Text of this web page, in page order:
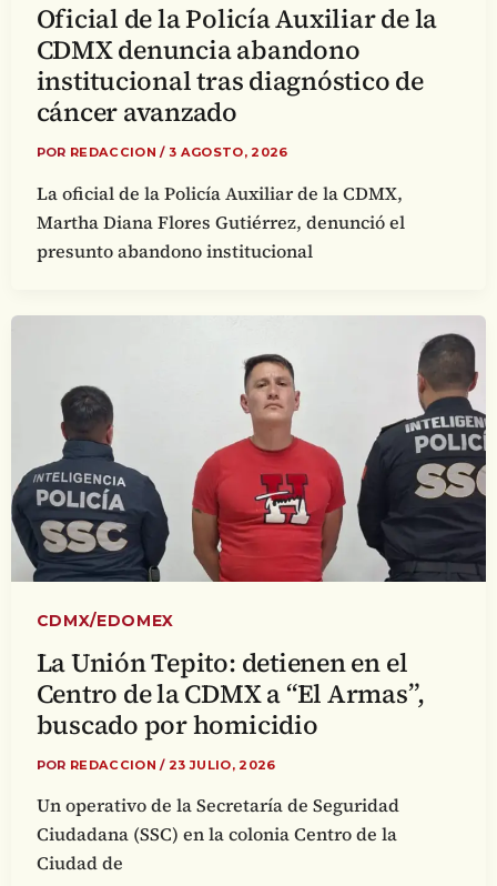
Oficial de la Policía Auxiliar de la
CDMX denuncia abandono
institucional tras diagnóstico de
cáncer avanzado
POR REDACCION/ 3 AGOSTO, 2026
La oficial de la Policía Auxiliar de la CDMX,
Martha Diana Flores Gutiérrez, denunció el
presunto abandono institucional
CDMX/EDOMEX
La Unión Tepito: detienen en el
Centro de la CDMX a “El Armas”,
buscado por homicidio
POR REDACCION/ 23 JULIO, 2026
Un operativo de la Secretaría de Seguridad
Ciudadana (SSC) en la colonia Centro de la
Ciudad de